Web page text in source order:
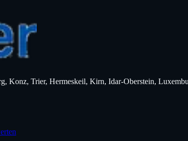
Konz, Trier, Hermeskeil, Kirn, Idar-Oberstein,